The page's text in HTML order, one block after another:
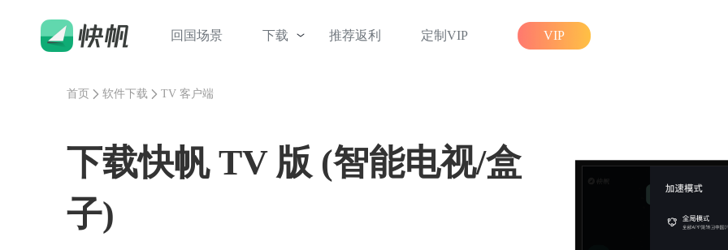
回国场景 下载 推荐返利 定制VIP VIP
首页 软件下载 TV 客户端
下载快帆 TV 版 (智能电视/盒
子)